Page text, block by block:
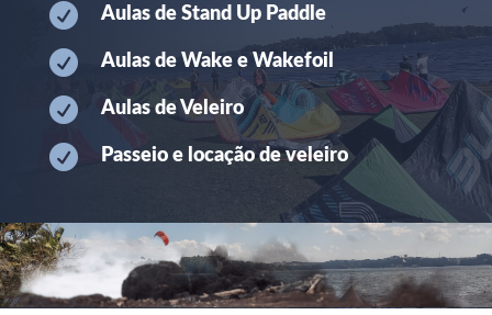
 Aulas de Stand Up Paddle
 Aulas de Wake e Wakefoil
 Aulas de Veleiro
 Passeio e locação de veleiro